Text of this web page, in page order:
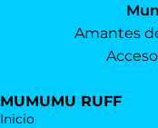
Amantes
MUMUMU RUFF
Inicio